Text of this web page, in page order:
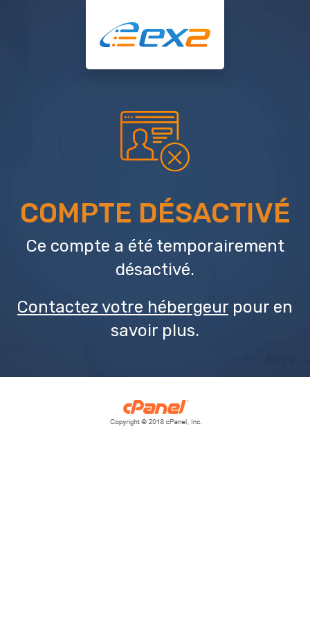
COMPTE DÉSACTIVÉ
Ce compte a été temporairement
désactivé.
Contactez votre hébergeur pour en
savoir plus.